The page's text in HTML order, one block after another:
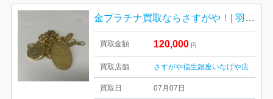
金プラチナ買取ならさすがや！| 羽村市小作台| K18ブレスレットやネックレストップおまとめ
買取金額 120,000 円
買取店舗 さすがや福生銀座いなげや店
買取日 07月07日